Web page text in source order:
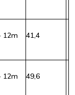
12m 41,4
12m 49,6